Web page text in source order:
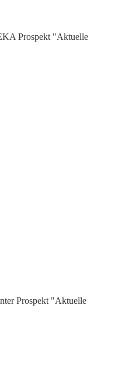
Prospekt "Aktuelle
Prospekt "Aktuelle